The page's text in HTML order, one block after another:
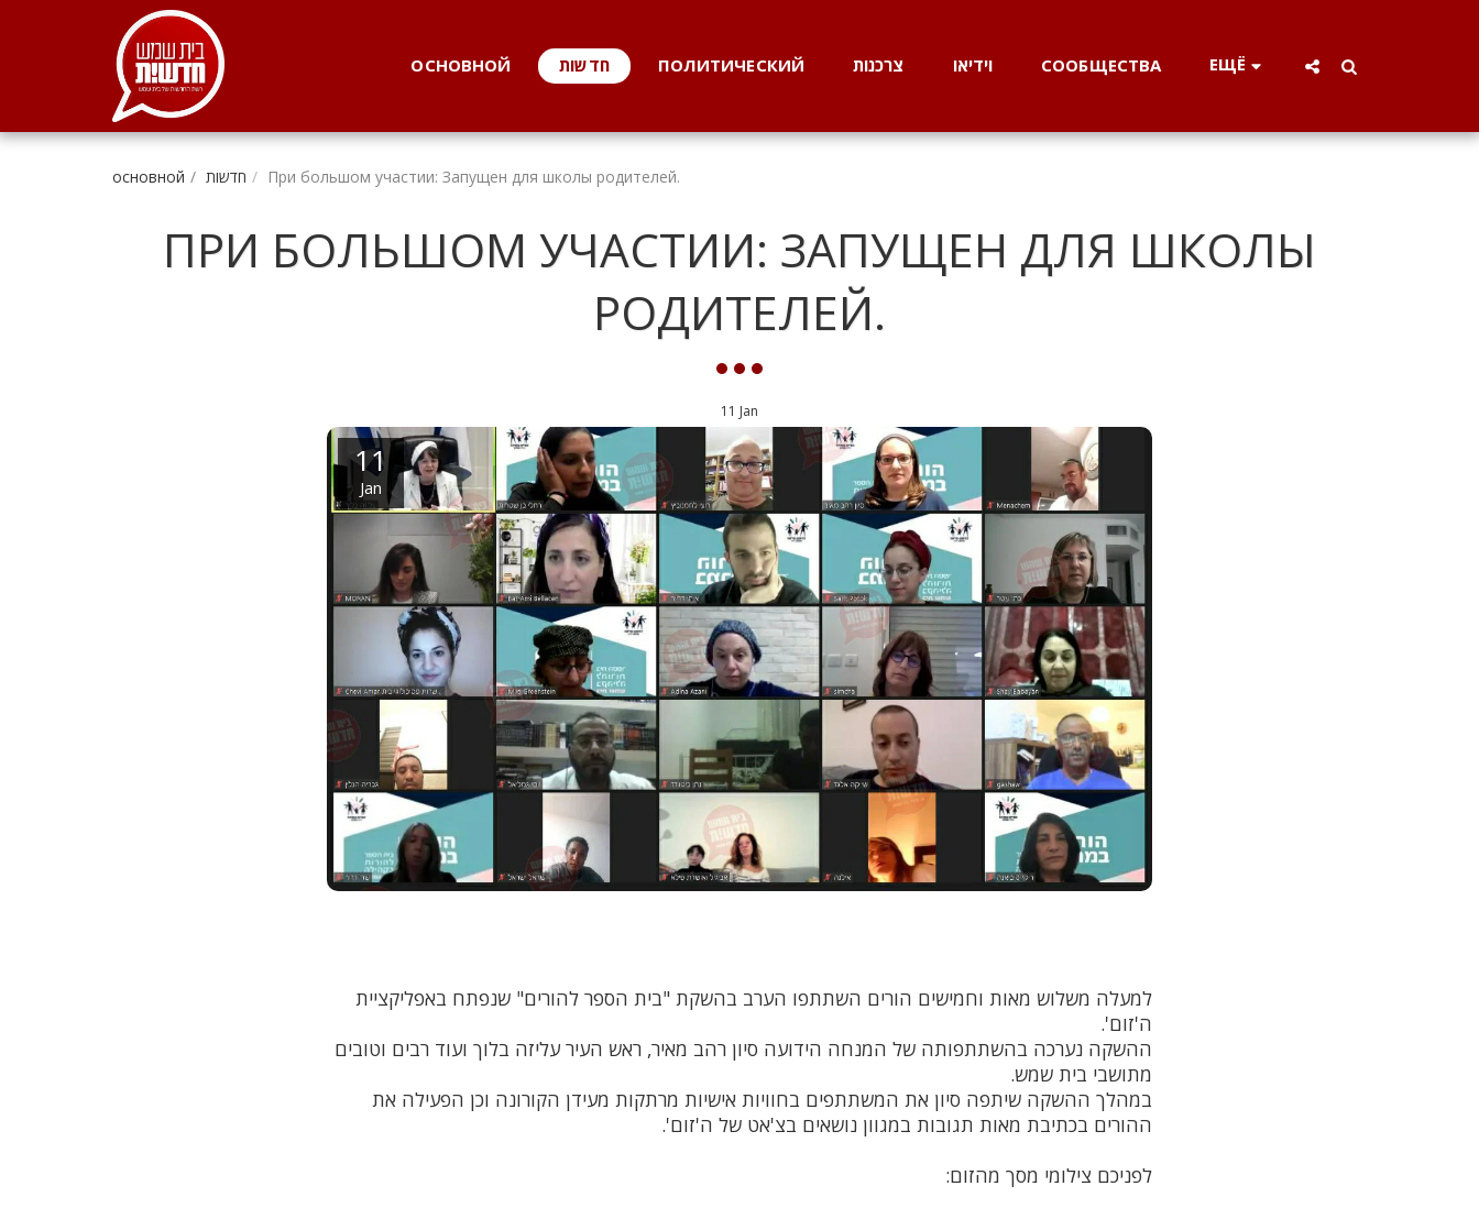
ОСНОВНОЙ חדשות ПОЛИТИЧЕСКИЙ צרכנות וידיאו СООБЩЕСТВА ЕЩЁ
основной חדשות При большом участии: Запущен для школы родителей.
ПРИ БОЛЬШОМ УЧАСТИИ: ЗАПУЩЕН ДЛЯ ШКОЛЫ
РОДИТЕЛЕЙ.
11 Jan
11
Jan
למעלה משלוש מאות וחמישים הורים השתתפו הערב בהשקת "בית הספר להורים" שנפתח באפליקציית
ה'זום'.
ההשקה נערכה בהשתתפותה של המנחה הידועה סיון רהב מאיר, ראש העיר עליזה בלוך ועוד רבים וטובים
מתושבי בית שמש.
במהלך ההשקה שיתפה סיון את המשתתפים בחוויות אישיות מרתקות מעידן הקורונה וכן הפעילה את
ההורים בכתיבת מאות תגובות במגוון נושאים בצ'אט של ה'זום'.
לפניכם צילומי מסך מהזום: